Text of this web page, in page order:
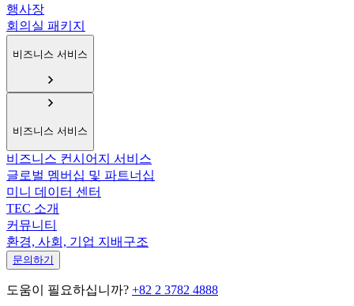
행사장
회의실 패키지
비즈니스 서비스
비즈니스 서비스
비즈니스 컨시어지 서비스
글로벌 멤버십 및 파트너십
미니 데이터 센터
TEC 소개
커뮤니티
환경, 사회, 기업 지배구조
문의하기
도움이 필요하십니까? +82 2 3782 4888